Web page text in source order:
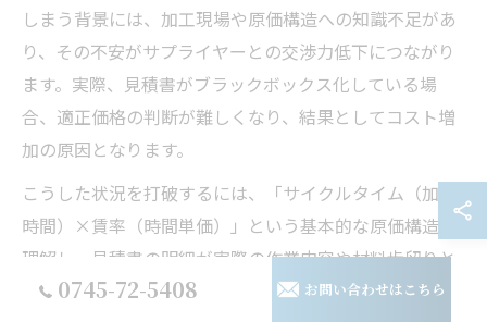
しまう背景には、加工現場や原価構造への知識不足があ
り、その不安がサプライヤーとの交渉力低下につながり
ます。実際、見積書がブラックボックス化している場
合、適正価格の判断が難しくなり、結果としてコスト増
加の原因となります。
こうした状況を打破するには、「サイクルタイム（加工
時間）×賃率（時間単価）」という基本的な原価構造を
理解し、見積書の明細が実際の作業内容や材料歩留りと
整合しているかをチェックすることが重要です。例え
0745-72-5408 お問い合わせはこちら